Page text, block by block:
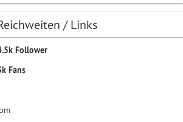
/ Links
Follower
Fans